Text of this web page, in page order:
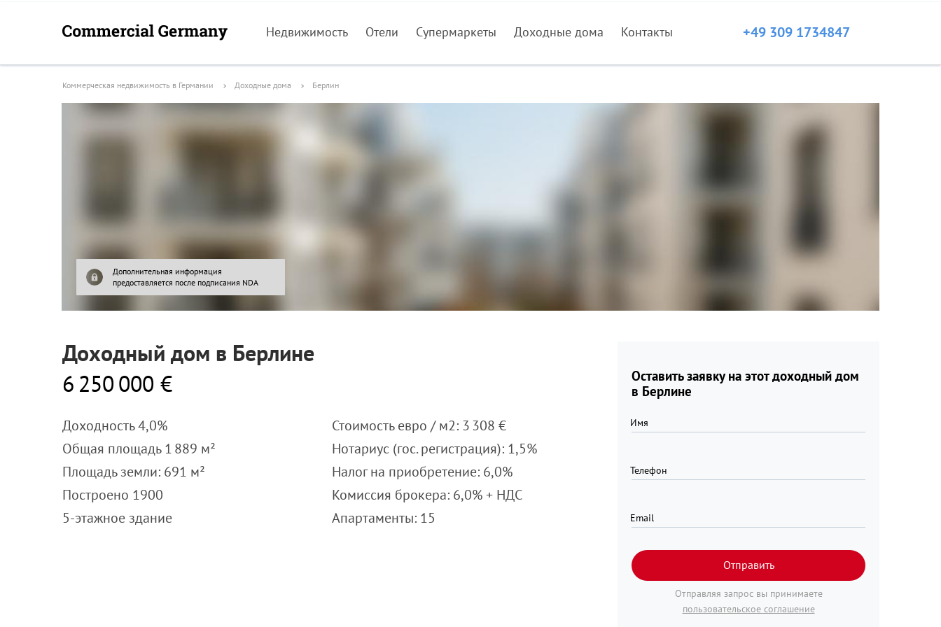
Недвижимость Отели Супермаркеты Доходные дома Контакты +49 309 1734847
Коммерческая недвижимость в Германии Доходные дома Берлин
Дополнительная информация
предоставляется после подписания NDA
Оставить заявку на этот доходный дом
в Берлине
Имя
Телефон
Email
Отправить
Отправляя запрос вы принимаете
пользовательское соглашение
Доходный дом в Берлине
6 250 000 €
Доходность 4,0%
Общая площадь 1 889 м²
Площадь земли: 691 м²
Построено 1900
5-этажное здание
Стоимость евро / м2: 3 308 €
Нотариус (гос. регистрация): 1,5%
Налог на приобретение: 6,0%
Комиссия брокера: 6,0% + НДС
Апартаменты: 15